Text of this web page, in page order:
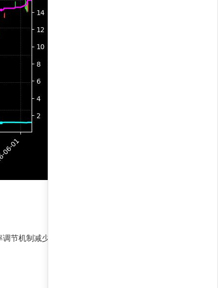
节机制减少回撤。过去一年，无论美元走强还